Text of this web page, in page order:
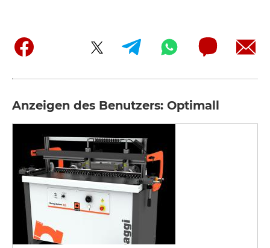
Anzeigen des Benutzers: Optimall